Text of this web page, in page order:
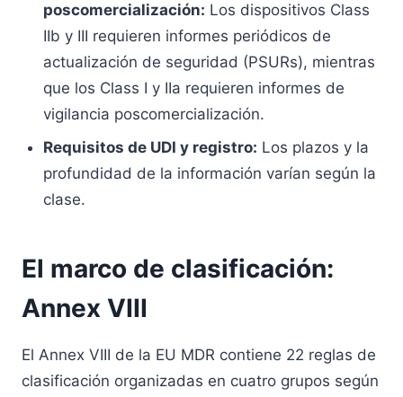
poscomercialización: Los dispositivos Class
IIb y III requieren informes periódicos de
actualización de seguridad (PSURs), mientras
que los Class I y IIa requieren informes de
vigilancia poscomercialización.
Requisitos de UDI y registro: Los plazos y la
profundidad de la información varían según la
clase.
El marco de clasificación:
Annex VIII
El Annex VIII de la EU MDR contiene 22 reglas de
clasificación organizadas en cuatro grupos según